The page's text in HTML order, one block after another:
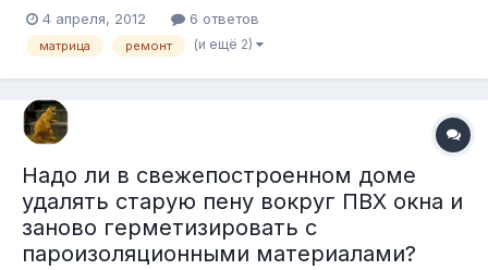
подскажете, где можно найти комплектующие для сей
матрицы Заранее благодарю !!
4 апреля, 2012 6 ответов
матрица ремонт (и ещё 2)
Надо ли в свежепостроенном доме
удалять старую пену вокруг ПВХ окна и
заново герметизировать с
пароизоляционными материалами?